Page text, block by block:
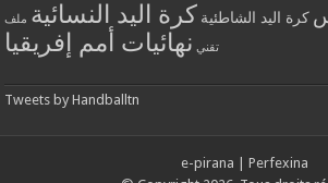
كرة اليد الشاطئية كرة اليد النسائية ملف
تقني نهائيات أمم إفريقيا
Tweets by Handballtn
e-pirana
Perfexina